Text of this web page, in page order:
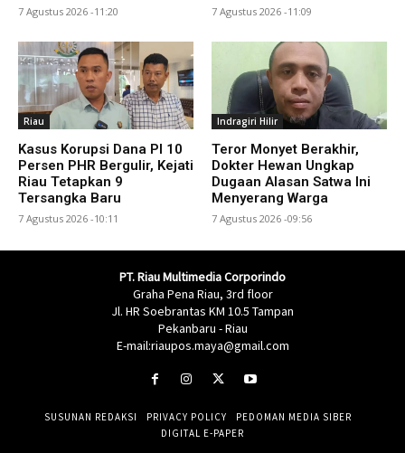
7 Agustus 2026 -11:20 7 Agustus 2026 -11:09
Riau
Kasus Korupsi Dana PI 10
Persen PHR Bergulir, Kejati
Riau Tetapkan 9
Tersangka Baru
7 Agustus 2026 -10:11
Indragiri Hilir
Teror Monyet Berakhir,
Dokter Hewan Ungkap
Dugaan Alasan Satwa Ini
Menyerang Warga
7 Agustus 2026 -09:56
PT. Riau Multimedia Corporindo
Graha Pena Riau, 3rd floor
Jl. HR Soebrantas KM 10.5 Tampan
Pekanbaru - Riau
E-mail:riaupos.maya@gmail.com
SUSUNAN REDAKSI PRIVACY POLICY
PEDOMAN MEDIA SIBER
DIGITAL E-PAPER